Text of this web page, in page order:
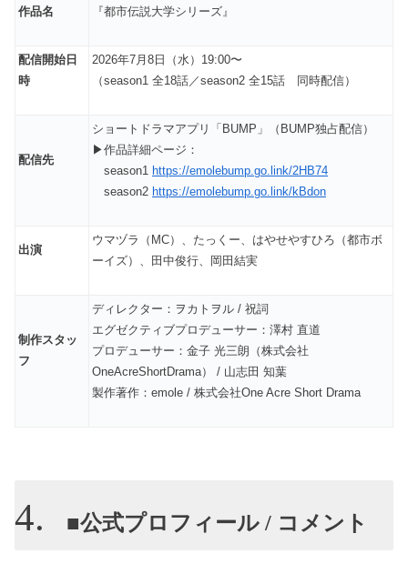
作品名 『都市伝説大学シリーズ』
配信開始日
時
2026年7月8日（水）19:00〜
（season1 全18話／season2 全15話 同時配信）
配信先
ショートドラマアプリ「BUMP」（BUMP独占配信）
▶作品詳細ページ：
season1 https://emolebump.go.link/2HB74
season2 https://emolebump.go.link/kBdon
出演
ウマヅラ（MC）、たっくー、はやせやすひろ（都市ボ
ーイズ）、田中俊行、岡田結実
制作スタッ
フ
ディレクター：ヲカトヲル / 祝詞
エグゼクティブプロデューサー：澤村 直道
プロデューサー：金子 光三朗（株式会社
OneAcreShortDrama） / 山志田 知葉
製作著作：emole / 株式会社One Acre Short Drama
■公式プロフィール / コメント